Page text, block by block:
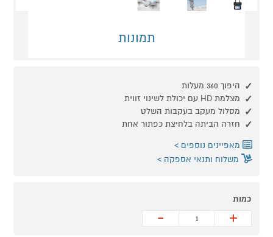
תמונות
היפוך 360 מעלות
מצלמת HD עם יכולת לשינוי זווית
מסלול מעקב בעקבות השלט
חזרה הביתה בלחיצת כפתור אחת
מאפיינים נוספים
משלוח ותנאי אספקה
כמות
+
-